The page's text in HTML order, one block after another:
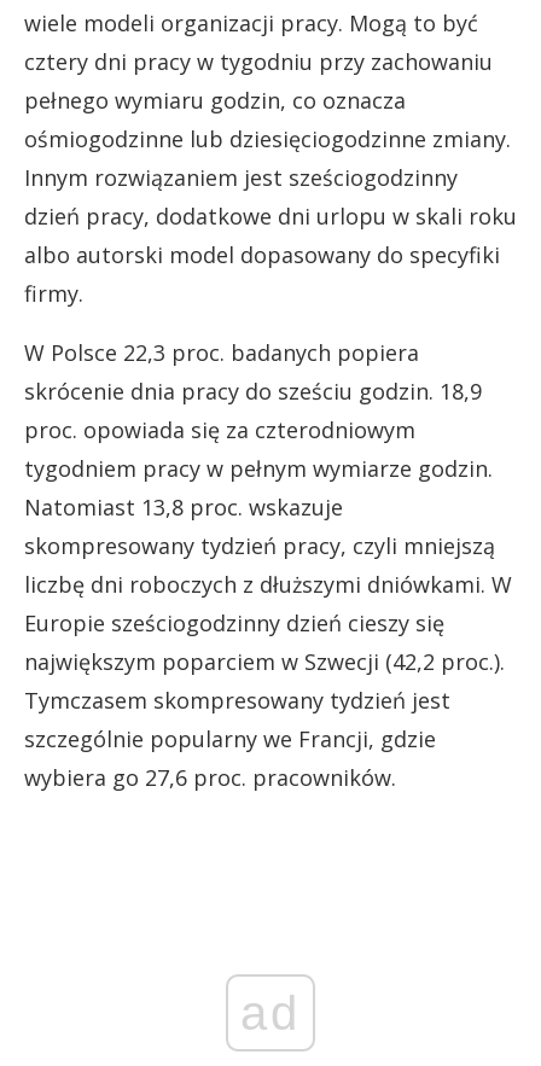
wiele modeli organizacji pracy. Mogą to być
cztery dni pracy w tygodniu przy zachowaniu
pełnego wymiaru godzin, co oznacza
ośmiogodzinne lub dziesięciogodzinne zmiany.
Innym rozwiązaniem jest sześciogodzinny
dzień pracy, dodatkowe dni urlopu w skali roku
albo autorski model dopasowany do specyfiki
firmy.
W Polsce 22,3 proc. badanych popiera
skrócenie dnia pracy do sześciu godzin. 18,9
proc. opowiada się za czterodniowym
tygodniem pracy w pełnym wymiarze godzin.
Natomiast 13,8 proc. wskazuje
skompresowany tydzień pracy, czyli mniejszą
liczbę dni roboczych z dłuższymi dniówkami. W
Europie sześciogodzinny dzień cieszy się
największym poparciem w Szwecji (42,2 proc.).
Tymczasem skompresowany tydzień jest
szczególnie popularny we Francji, gdzie
wybiera go 27,6 proc. pracowników.
ad